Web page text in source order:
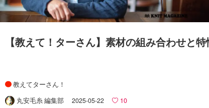
【教えて！​ターさん​】​素材の​組み合わせと​特
教えてターさん！
丸安毛糸 編集部
2025-05-22 10